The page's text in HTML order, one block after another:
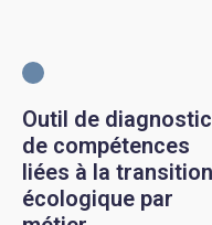
Outil de diagnostic
de compétences
liées à la transition
écologique par